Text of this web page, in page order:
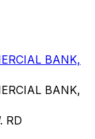
BANK,
BANK,
RD